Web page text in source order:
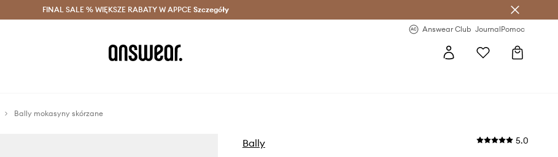
Oszczędzaj z Answear Club > Dostawa nawet w 24h >
FINAL SALE % WIĘKSZE RABATY W APPCE Szczegóły
Answear Club JournalPomoc
Bally mokasyny skórzane
Bally 5.0